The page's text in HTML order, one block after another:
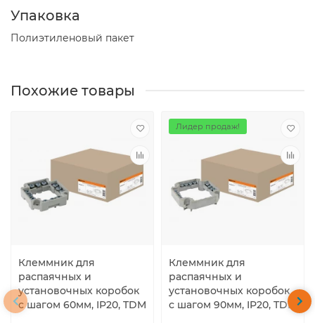
Упаковка
Полиэтиленовый пакет
Похожие товары
Клеммник для
распаячных и
установочных коробок
с шагом 60мм, IP20, TDM
Лидер продаж!
Клеммник для
распаячных и
установочных коробок
с шагом 90мм, IP20, TDM